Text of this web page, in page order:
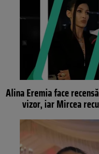
Alina Eremia face
vizor, iar Mircea